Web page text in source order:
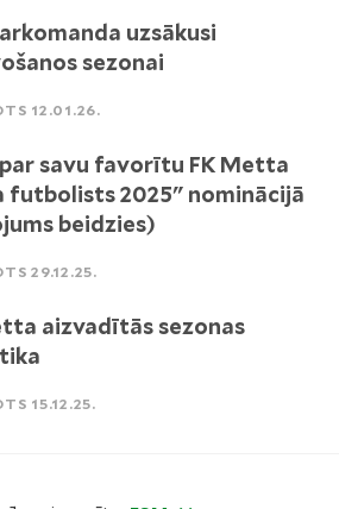
uzsākusi
sezonai
12.01.26.
savu favorītu FK Metta
futbolists 2025" nominācijā
beidzies)
29.12.25.
aizvadītās sezonas
15.12.25.